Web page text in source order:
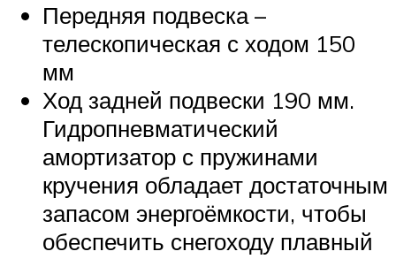
Передняя подвеска –
телескопическая с ходом 150
мм
Ход задней подвески 190 мм.
Гидропневматический
амортизатор с пружинами
кручения обладает достаточным
запасом энергоёмкости, чтобы
обеспечить снегоходу плавный